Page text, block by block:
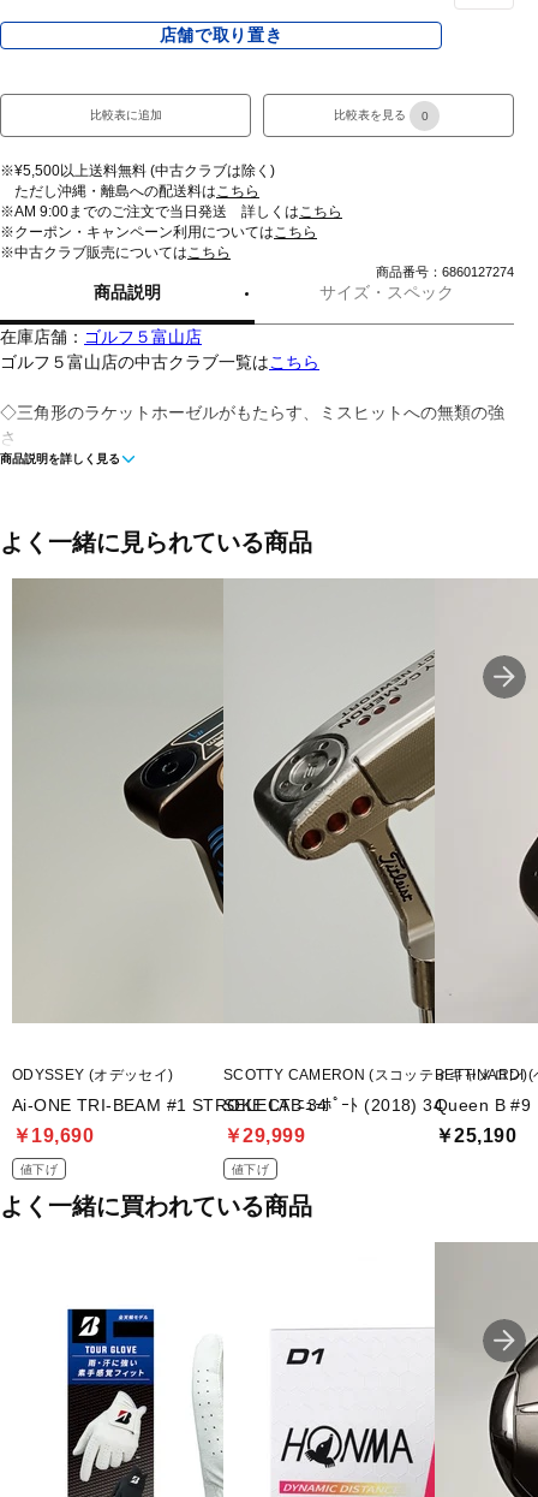
店舗で取り置き
比較表に追加 比較表を見る 0
※¥5,500以上送料無料 (中古クラブは除く)
ただし沖縄・離島への配送料はこちら
※AM 9:00までのご注文で当日発送 詳しくはこちら
※クーポン・キャンペーン利用についてはこちら
※中古クラブ販売についてはこちら
商品番号：6860127274
商品説明 サイズ・スペック
在庫店舗： ゴルフ５富山店
ゴルフ５富山店の中古クラブ一覧はこちら
◇三角形のラケットホーゼルがもたらす、ミスヒットへの無類の強
さ
性モーメント＆低・浅重心・フェースにはホワイト・ホット インサ
■ヘッド素材・製法(フェース)：ホワイト・ホットインサート
■ヘッド素材・製法(ボディ)：ステンレススチール / アルミニウムソ
ールプレートソールウェイト：15g×2
商品説明を詳しく見る
よく一緒に見られている商品
ODYSSEY (オデッセイ)
Ai-ONE TRI-BEAM #1 STROKE LAB 34
￥19,690
値下げ
SCOTTY CAMERON (スコッティキャメロン)
SELECT ﾆｭｰﾎﾟｰﾄ (2018) 34
￥29,999
値下げ
BETTINARDI
Queen B #9
￥25,190
よく一緒に買われている商品